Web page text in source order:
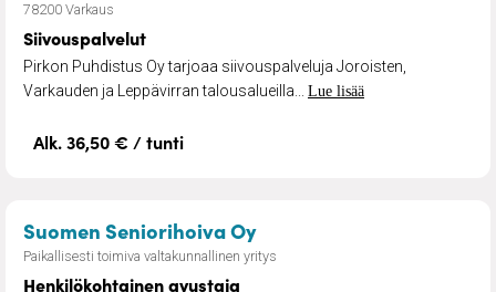
78200 Varkaus
Siivouspalvelut
Pirkon Puhdistus Oy tarjoaa siivouspalveluja Joroisten,
Varkauden ja Leppävirran talousalueilla... Lue lisää
Alk. 36,50 € / tunti
Suomen Seniorihoiva Oy– Henkilökohtainen
Paikallisesti toimiva valtakunnallinen yritys
Henkilökohtainen avustaja